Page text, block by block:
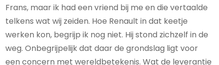
Frans, maar ik had een vriend bij me en die vertaalde
telkens wat wij zeiden. Hoe Renault in dat keetje
werken kon, begrijp ik nog niet. Hij stond zichzelf in de
weg. Onbegrijpelijk dat daar de grondslag ligt voor
een concern met wereldbetekenis. Wat de leverantie